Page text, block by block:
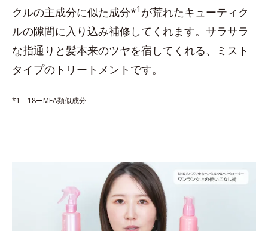
クルの主成分に似た成分*1 が荒れたキューティク
ルの隙間に入り込み補修してくれます。サラサラ
な指通りと髪本来のツヤを宿してくれる、ミスト
タイプのトリートメントです。
*1 18ーMEA類似成分